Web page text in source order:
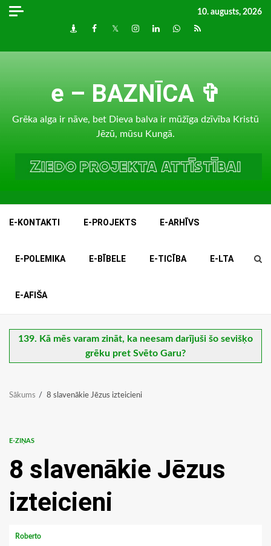
Skip
10. augusts, 2026
DraugiemFacebook
TwitterInstagram
LinkedInwhatsapp
RSS
e – BAZNĪCA ✞
Grēka alga ir nāve, bet Dieva balva ir mūžīga dzīvība Kristū
Jēzū, mūsu Kungā.
E-KONTAKTI E-PROJEKTS E-ARHĪVS
E-POLEMIKA E-BĪBELE E-TICĪBA E-LTA
E-AFIŠA
139. Kā mēs varam zināt, ka neesam darījuši šo sevišķo
grēku pret Svēto Garu?
Sākums 8 slavenākie Jēzus izteicieni
E-ZIŅAS
8 slavenākie Jēzus
izteicieni
Roberto